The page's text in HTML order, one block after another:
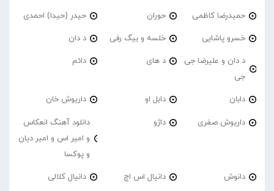
حمیدرضا کاظمی حوران حیدر (حیدا) احمدی
خسرو پاشایی خلسه و بیگ رفی د دان
د دان و علیرضا جی
جی
د های دائم
دابان دابل او داریوش خان
داریوش صفری داژو
دانلود آهنگ انعکاس
و امیر اس و امیر دیان
و پوکسا
دانوش دانیال اس اچ دانیال کلالی